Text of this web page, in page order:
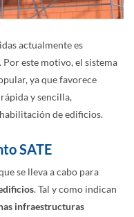
actualmente es
este motivo, el sistema
ya que favorece
y sencilla,
de edificios.
SATE
se lleva a cabo para
. Tal y como indican
infraestructuras